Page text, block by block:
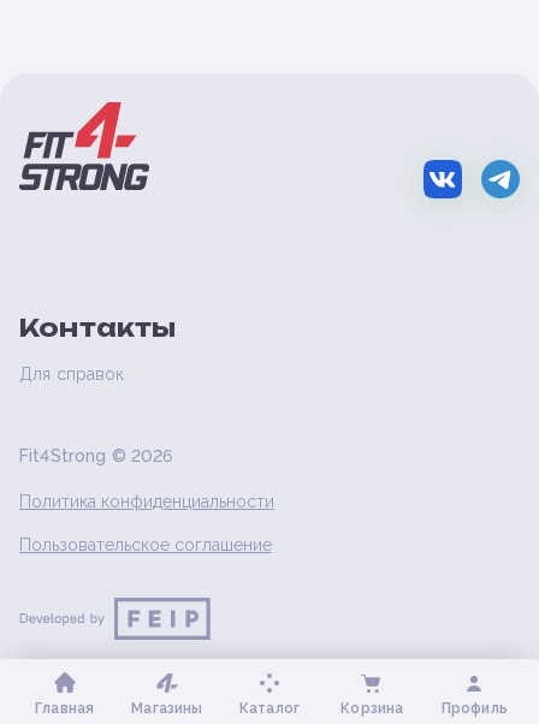
Контакты
Для справок
Fit4Strong © 2026
Политика конфиденциальности
Пользовательское соглашение
Главная Магазины Каталог Корзина Профиль